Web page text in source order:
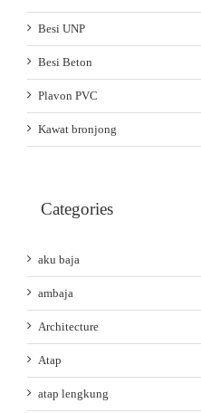
Besi UNP
Besi Beton
Plavon PVC
Kawat bronjong
Categories
aku baja
ambaja
Architecture
Atap
atap lengkung